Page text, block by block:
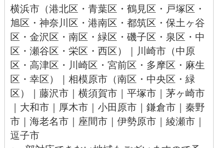
横浜市（港北区 ・ 青葉区 ・ 鶴見区 ・ 戸塚区 ・
旭区 ・神奈川区・ 港南区 ・ 都筑区 ・ 保土ヶ谷
区 ・ 金沢区 ・ 南区 ・ 緑区 ・ 磯子区 ・ 泉区 ・ 中
区 ・ 瀬谷区 ・ 栄区 ・ 西区）｜ 川崎市（中原
区 ・ 高津区 ・川崎区・ 宮前区 ・多摩区・ 麻生
区 ・ 幸区）｜ 相模原市（南区 ・ 中央区 ・ 緑
区）｜ 藤沢市｜ 横須賀市｜ 平塚市｜ 茅ヶ崎市
｜ 大和市｜ 厚木市｜ 小田原市｜ 鎌倉市｜ 秦野
市｜ 海老名市｜ 座間市｜ 伊勢原市｜ 綾瀬市｜
逗子市